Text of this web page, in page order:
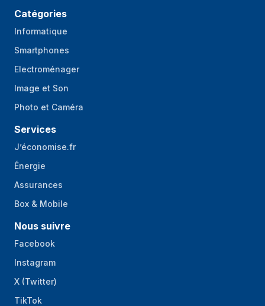
Catégories
Informatique
Smartphones
Electroménager
Image et Son
Photo et Caméra
Services
J’économise.fr
Énergie
Assurances
Box & Mobile
Nous suivre
Facebook
Instagram
X (Twitter)
TikTok